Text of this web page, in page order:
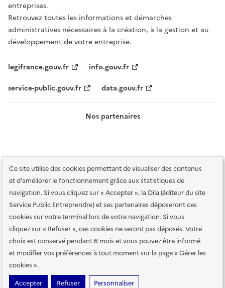
Ce site utilise des cookies permettant de visualiser des contenus
et d'améliorer le fonctionnement grâce aux statistiques de
navigation. Si vous cliquez sur « Accepter », la Dila (éditeur du site
Service Public Entreprendre) et ses partenaires déposeront ces
cookies sur votre terminal lors de votre navigation. Si vous
cliquez sur « Refuser », ces cookies ne seront pas déposés. Votre
choix est conservé pendant 6 mois et vous pouvez être informé
et modifier vos préférences à tout moment sur la page « Gérer les
cookies ».
Accepter
Refuser Personnaliser
entreprises.
Retrouvez toutes les informations et démarches
administratives nécessaires à la création, à la gestion et au
développement de votre entreprise.
legifrance.gouv.fr
info.gouv.fr
service-public.gouv.fr
data.gouv.fr
Nos partenaires
Plan du site Accessibilité : totalement conforme
Accessibilité des
services en ligne
Mentions légales Données personnelles et sécurité
Conditions générales d'utilisation
Gestion des cookies
Paramètres d'affichage
Sauf mention contraire, tous les contenus de ce site sont sous